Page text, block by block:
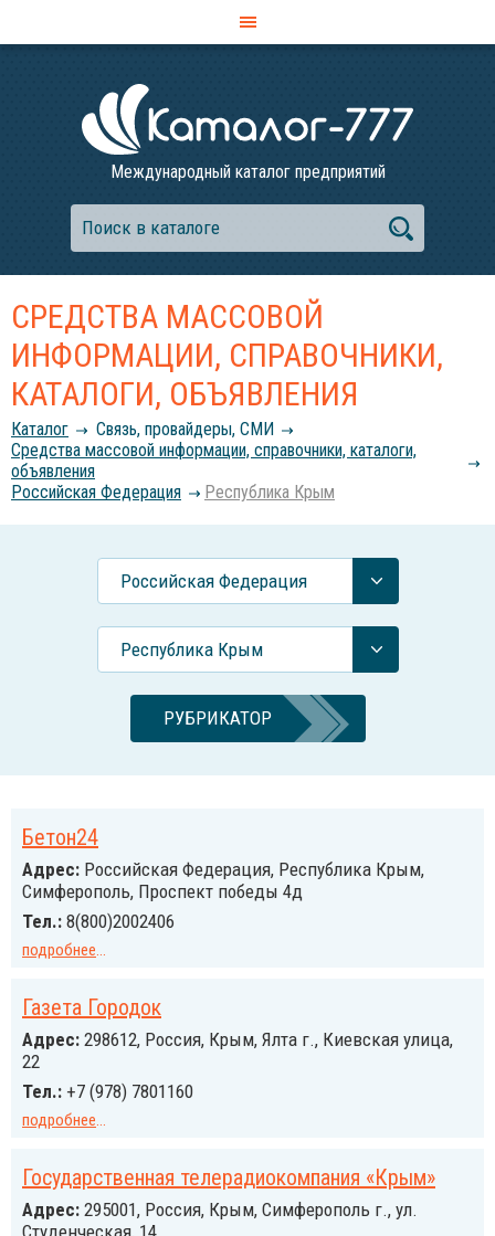
Международный каталог предприятий
СРЕДСТВА МАССОВОЙ
ИНФОРМАЦИИ, СПРАВОЧНИКИ,
КАТАЛОГИ, ОБЪЯВЛЕНИЯ
Каталог
Связь, провайдеры, СМИ
Средства массовой информации, справочники, каталоги,
объявления
Российcкая Федерация
Республика Крым
Российcкая Федерация
Республика Крым
РУБРИКАТОР
Бетон24
Адрес: Российcкая Федерация, Республика Крым,
Симферополь, Проспект победы 4д
Тел.: 8(800)2002406
подробнее...
Газета Городок
Адрес: 298612, Россия, Крым, Ялта г., Киевская улица,
22
Тел.: +7 (978) 7801160
подробнее...
Государственная телерадиокомпания «Крым»
Адрес: 295001, Россия, Крым, Симферополь г., ул.
Студенческая, 14